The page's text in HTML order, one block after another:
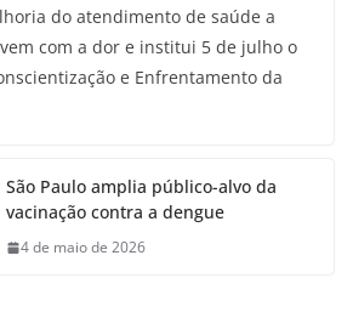
do atendimento de saúde a
com a dor e institui 5 de julho o
e Enfrentamento da
São Paulo amplia público-alvo da
vacinação contra a dengue
4 de maio de 2026